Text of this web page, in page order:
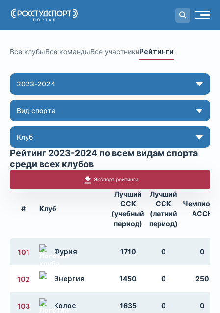
Порталстуденческого спорта
Все клубыВсе командыВсе участникиРейтинги
2023-2024
Вид спорта
Клуб
Рейтинг 2023-2024 по всем видам спорта
среди всех клубов
Экспорт рейтинга
# Клуб
Лучший
ССК
(учебный
период)
Лучший
ССК
(летний
период)
АССК
101 Фурия 1710 0 0
102 Энергия 1450 0 250
103 Колос 1635 0 0